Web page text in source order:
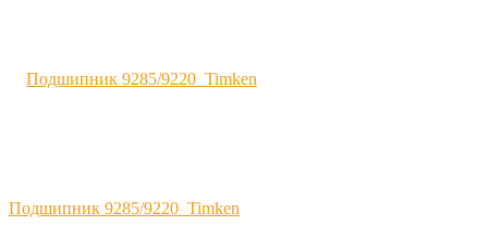
Подшипник 9285/9220 Timken